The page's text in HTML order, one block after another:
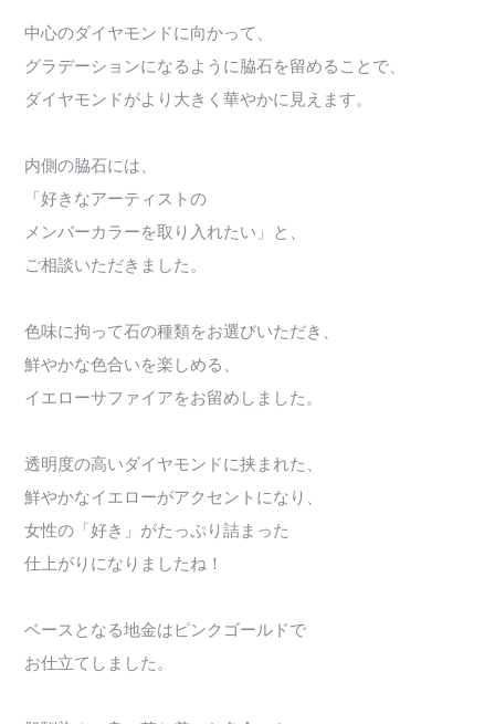
中心のダイヤモンドに向かって、
グラデーションになるように脇石を留めることで、
ダイヤモンドがより大きく華やかに見えます。
内側の脇石には、
「好きなアーティストの
メンバーカラーを取り入れたい」と、
ご相談いただきました。
色味に拘って石の種類をお選びいただき、
鮮やかな色合いを楽しめる、
イエローサファイアをお留めしました。
透明度の高いダイヤモンドに挟まれた、
鮮やかなイエローがアクセントになり、
女性の「好き」がたっぷり詰まった
仕上がりになりましたね！
ベースとなる地金はピンクゴールドで
お仕立てしました。